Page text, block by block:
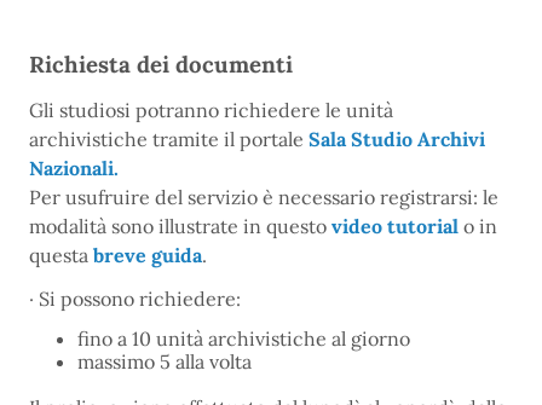
Richiesta dei documenti
Gli studiosi potranno richiedere le unità
archivistiche tramite il portale Sala Studio Archivi
Nazionali.
Per usufruire del servizio è necessario registrarsi: le
modalità sono illustrate in questo video tutorial o in
questa breve guida.
· Si possono richiedere:
fino a 10 unità archivistiche al giorno
massimo 5 alla volta